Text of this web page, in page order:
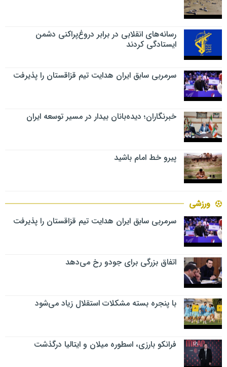
رسانه‌های انقلابی در برابر دروغ‌پراکنی دشمن
ایستادگی کردند
سرمربی سابق ایران هدایت تیم قزاقستان را پذیرفت
خبرنگاران؛ دیده‌بانان بیدار در مسیر توسعه ایران
پیرو خط امام باشید
ورزشی
سرمربی سابق ایران هدایت تیم قزاقستان را پذیرفت
اتفاق بزرگی برای جودو رخ می‌دهد
با پنجره بسته مشکلات استقلال زیاد می‌شود
فرانکو بارزی، اسطوره میلان و ایتالیا درگذشت